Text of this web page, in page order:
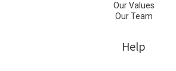
Our Values
Our Team
Help